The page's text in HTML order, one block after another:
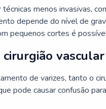
técnicas menos invasivas,
depende do nível de
pequenos cortes é
de varizes, tanto o
pode causar confusão